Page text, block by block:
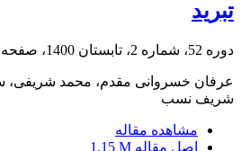
تبرید
دوره 52، شماره 2، تابستان 1400، صفحه
عرفان خسروانی مقدم، محمد شریفی،
شریف نسب
مشاهده مقاله
اصل مقاله 1.15 M